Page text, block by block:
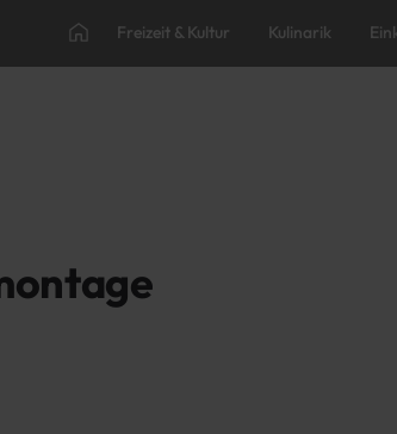
Freizeit & Kultur Kulinarik